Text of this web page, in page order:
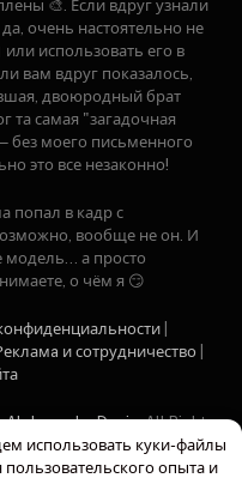
🎨. Если вдруг узнали
очень настоятельно не
использовать его в
вам вдруг показалось,
двоюродный брат
та самая "загадочная
без моего письменного
это все незаконно!
попал в кадр с
вообще не он. И
модель… а просто
о чём я 😏
|
и сотрудничество
Alekseenko Denis. All Rights
использовать куки-файлы
опыта и